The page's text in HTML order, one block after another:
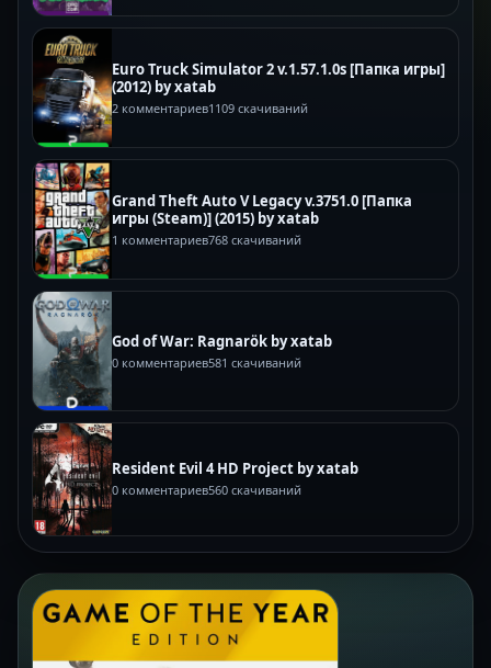
Euro Truck Simulator 2 v.1.57.1.0s [Папка игры]
(2012) by xatab
2 комментариев1109 скачиваний
Grand Theft Auto V Legacy v.3751.0 [Папка
игры (Steam)] (2015) by xatab
1 комментариев768 скачиваний
God of War: Ragnarök by xatab
0 комментариев581 скачиваний
Resident Evil 4 HD Project by xatab
0 комментариев560 скачиваний